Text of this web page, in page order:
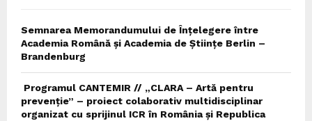
Semnarea Memorandumului de Înțelegere între
Academia Română și Academia de Științe Berlin –
Brandenburg
Programul CANTEMIR // „CLARA – Artă pentru
prevenție” – proiect colaborativ multidisciplinar
organizat cu sprijinul ICR în România și Republica